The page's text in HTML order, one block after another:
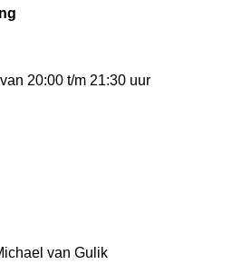
20:00 t/m 21:30 uur
van Gulik